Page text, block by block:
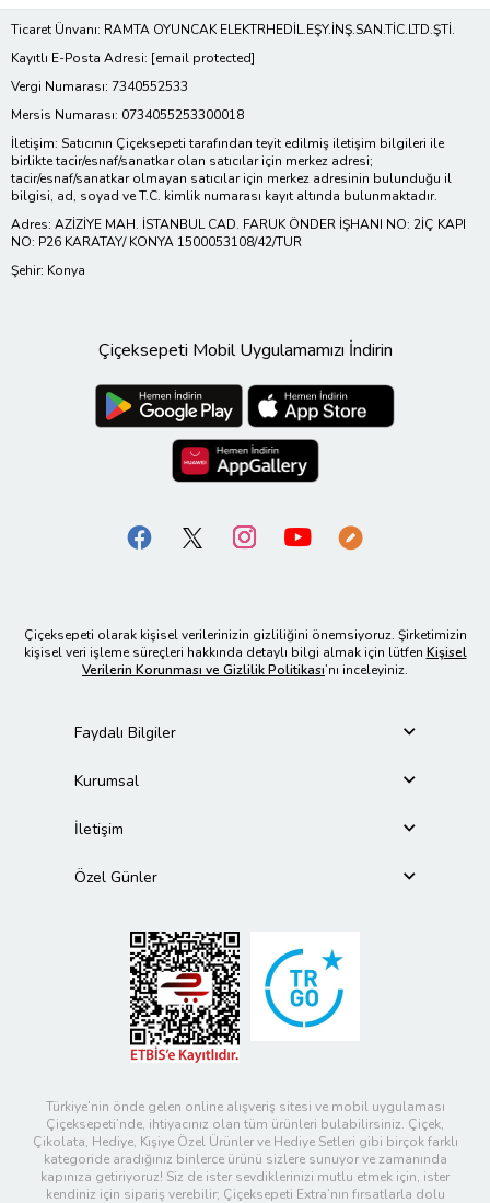
Ticaret Ünvanı: RAMTA OYUNCAK ELEKTRHEDİL.EŞY.İNŞ.SAN.TİC.LTD.ŞTİ.
Kayıtlı E-Posta Adresi: [email protected]
Vergi Numarası: 7340552533
Mersis Numarası: 0734055253300018
İletişim: Satıcının Çiçeksepeti tarafından teyit edilmiş iletişim bilgileri ile
birlikte tacir/esnaf/sanatkar olan satıcılar için merkez adresi;
tacir/esnaf/sanatkar olmayan satıcılar için merkez adresinin bulunduğu il
bilgisi, ad, soyad ve T.C. kimlik numarası kayıt altında bulunmaktadır.
Adres: AZİZİYE MAH. İSTANBUL CAD. FARUK ÖNDER İŞHANI NO: 2İÇ KAPI
NO: P26 KARATAY/ KONYA 1500053108/42/TUR
Şehir: Konya
Çiçeksepeti Mobil Uygulamamızı İndirin
Çiçeksepeti olarak kişisel verilerinizin gizliliğini önemsiyoruz. Şirketimizin
kişisel veri işleme süreçleri hakkında detaylı bilgi almak için lütfen Kişisel
Verilerin Korunması ve Gizlilik Politikası’nı inceleyiniz.
Faydalı Bilgiler
Kurumsal
İletişim
Özel Günler
Türkiye’nin önde gelen online alışveriş sitesi ve mobil uygulaması
Çiçeksepeti’nde, ihtiyacınız olan tüm ürünleri bulabilirsiniz. Çiçek,
Çikolata, Hediye, Kişiye Özel Ürünler ve Hediye Setleri gibi birçok farklı
kategoride aradığınız binlerce ürünü sizlere sunuyor ve zamanında
kapınıza getiriyoruz! Siz de ister sevdiklerinizi mutlu etmek için, ister
kendiniz için sipariş verebilir; Çiçeksepeti Extra’nın fırsatlarla dolu